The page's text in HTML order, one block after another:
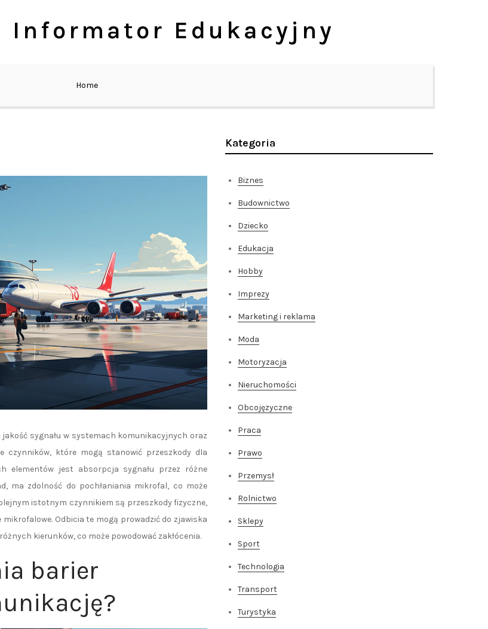
Informator Edukacyjny
Home
sygnału w systemach komunikacyjnych oraz
czynników, które mogą stanowić przeszkody dla
elementów jest absorpcja sygnału przez różne
ma zdolność do pochłaniania mikrofal, co może
istotnym czynnikiem są przeszkody fizyczne,
Odbicia te mogą prowadzić do zjawiska
kierunków, co może powodować zakłócenia.
barier
Kategoria
Biznes
Budownictwo
Dziecko
Edukacja
Hobby
Imprezy
Marketing i reklama
Moda
Motoryzacja
Nieruchomości
Obcojęzyczne
Praca
Prawo
Przemysł
Rolnictwo
Sklepy
Sport
Technologia
Transport
Turystyka